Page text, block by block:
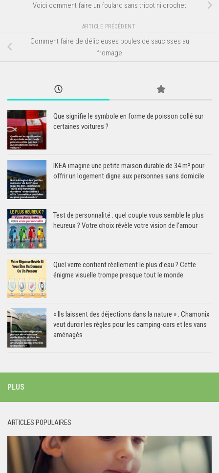
Voici comment faire un foulard sans tricot ni crochet
ARTICLE PRÉCÉDENT
Comment faire de délicieuses boules de saucisses au
fromage
Que signifie le symbole en forme de poisson collé sur
certaines voitures ?
IKEA imagine une petite maison durable de 34 m² pour
offrir un logement digne aux personnes sans domicile
Test de personnalité : quel couple vous semble le plus
heureux ? Votre choix révèle votre vision de l’amour
Quel verre contient réellement le plus d’eau ? Cette
énigme visuelle trompe presque tout le monde
« Ils laissent des déjections dans la nature » : Chamonix
veut durcir les règles pour les camping-cars et les vans
aménagés
PLUS
ARTICLES POPULAIRES